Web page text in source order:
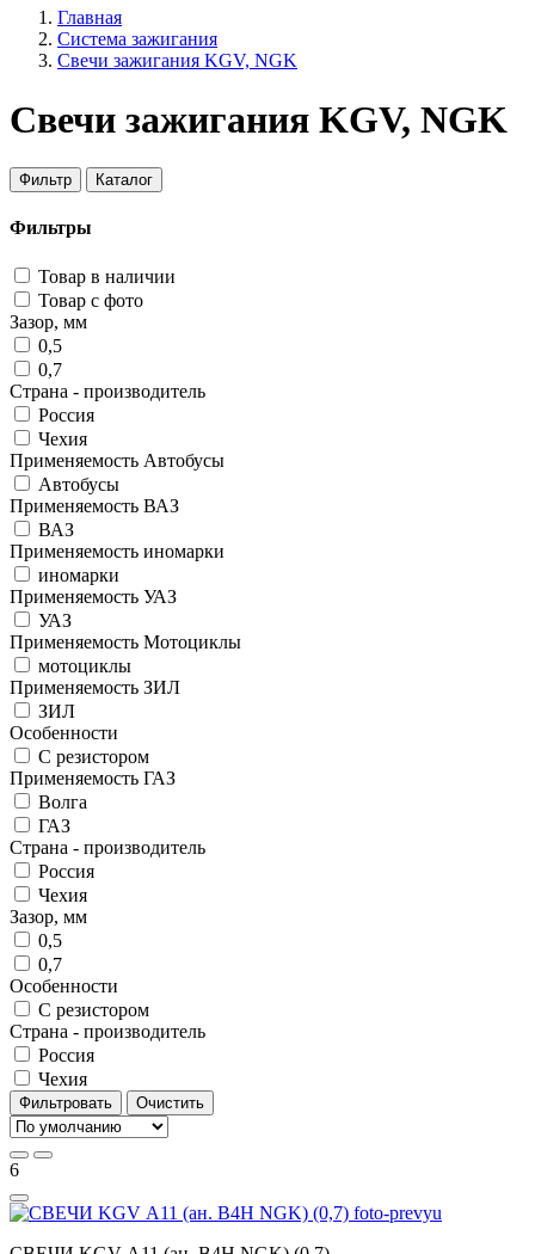
Главная
Система зажигания
Свечи зажигания KGV, NGK
Свечи зажигания KGV, NGK
Фильтр Каталог
Фильтры
Товар в наличии
Товар с фото
Зазор, мм
0,5
0,7
Страна - производитель
Россия
Чехия
Применяемость Автобусы
Автобусы
Применяемость ВАЗ
ВАЗ
Применяемость иномарки
иномарки
Применяемость УАЗ
УАЗ
Применяемость Мотоциклы
мотоциклы
Применяемость ЗИЛ
ЗИЛ
Особенности
С резистором
Применяемость ГАЗ
Волга
ГАЗ
Страна - производитель
Россия
Чехия
Зазор, мм
0,5
0,7
Особенности
С резистором
Страна - производитель
Россия
Чехия
Фильтровать Очистить
6